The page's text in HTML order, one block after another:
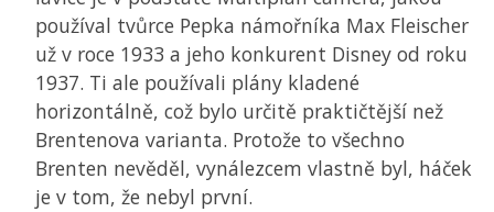
používal tvůrce Pepka námořníka Max Fleischer
už v roce 1933 a jeho konkurent Disney od roku
1937. Ti ale používali plány kladené
horizontálně, což bylo určitě praktičtější než
Brentenova varianta. Protože to všechno
Brenten nevěděl, vynálezcem vlastně byl, háček
je v tom, že nebyl první.